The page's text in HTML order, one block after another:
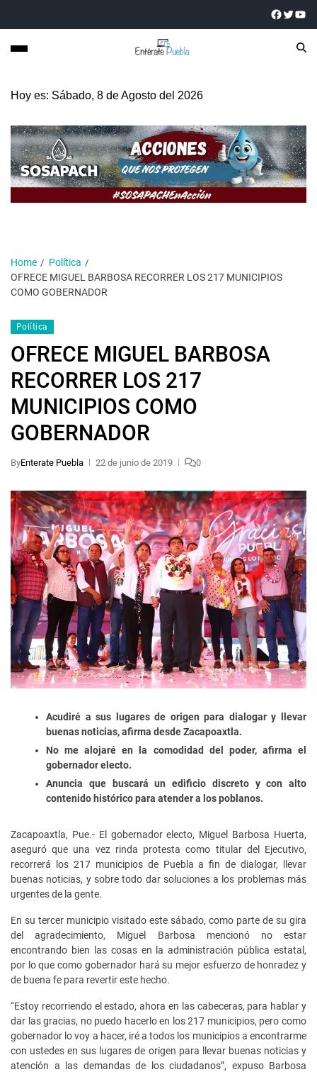
Hoy es: Sábado, 8 de Agosto del 2026
Home
Política
OFRECE MIGUEL BARBOSA RECORRER LOS 217 MUNICIPIOS
COMO GOBERNADOR
Política
OFRECE MIGUEL BARBOSA
RECORRER LOS 217
MUNICIPIOS COMO
GOBERNADOR
ByEnterate Puebla 22 de junio de 2019 0
Acudiré a sus lugares de origen para dialogar y llevar
buenas noticias, afirma desde Zacapoaxtla.
No me alojaré en la comodidad del poder, afirma el
gobernador electo.
Anuncia que buscará un edificio discreto y con alto
contenido histórico para atender a los poblanos.
Zacapoaxtla, Pue.- El gobernador electo, Miguel Barbosa Huerta,
aseguró que una vez rinda protesta como titular del Ejecutivo,
recorrerá los 217 municipios de Puebla a fin de dialogar, llevar
buenas noticias, y sobre todo dar soluciones a los problemas más
urgentes de la gente.
En su tercer municipio visitado este sábado, como parte de su gira
del agradecimiento, Miguel Barbosa mencionó no estar
encontrando bien las cosas en la administración pública estatal,
por lo que como gobernador hará su mejor esfuerzo de honradez y
de buena fe para revertir este hecho.
“Estoy recorriendo el estado, ahora en las cabeceras, para hablar y
dar las gracias, no puedo hacerlo en los 217 municipios, pero como
gobernador lo voy a hacer, iré a todos los municipios a encontrarme
con ustedes en sus lugares de origen para llevar buenas noticias y
atención a las demandas de los ciudadanos”, expuso Barbosa